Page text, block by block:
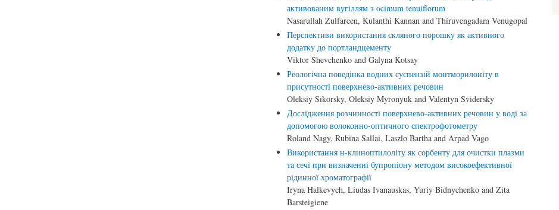
активованим вугіллям з ocimum tenuiflorum
Nasarullah Zulfareen, Kulanthi Kannan and Thiruvengadam Venugopal
Перспективи використання скляного порошку як активного
додатку до портландцементу
Viktor Shevchenko and Galyna Kotsay
Реологічна поведінка водних суспензій монтморилоніту в
присутності поверхнево-активних речовин
Oleksiy Sikorsky, Oleksiy Myronyuk and Valentyn Svidersky
Дослідження розчинності поверхнево-активних речовин у воді за
допомогою волоконно-оптичного спектрофотометру
Roland Nagy, Rubina Sallai, Laszlo Bartha and Arpad Vago
Використання н-клиноптилоліту як сорбенту для очистки плазми
та сечі при визначенні бупропіону методом високоефективної
рідинної хроматографії
Iryna Halkevych, Liudas Ivanauskas, Yuriy Bidnychenko and Zita
Barsteigiene